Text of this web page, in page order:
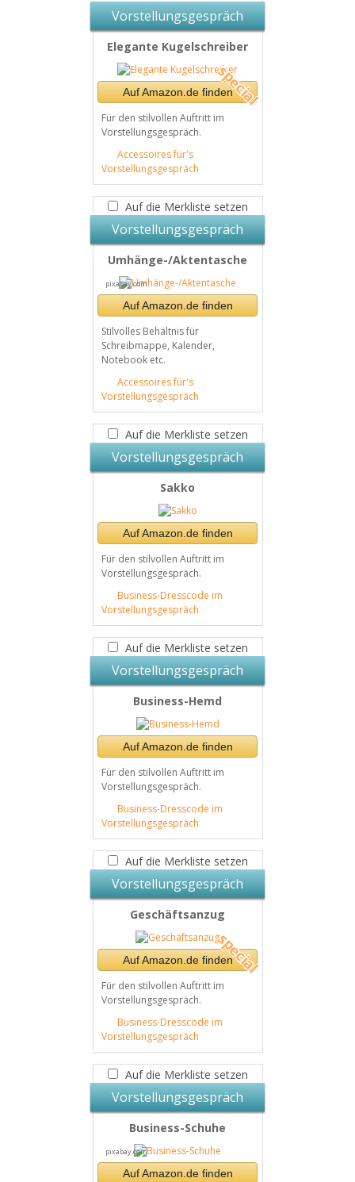
Vorstellungsgespräch
Elegante Kugelschreiber
Auf Amazon.de finden
Für den stilvollen Auftritt im
Vorstellungsgespräch.
Accessoires für's
Vorstellungsgespräch
Auf die Merkliste setzen
Vorstellungsgespräch
Umhänge-/Aktentasche
pixabay.com
Auf Amazon.de finden
Stilvolles Behältnis für
Schreibmappe, Kalender,
Notebook etc.
Accessoires für's
Vorstellungsgespräch
Auf die Merkliste setzen
Vorstellungsgespräch
Sakko
Auf Amazon.de finden
Für den stilvollen Auftritt im
Vorstellungsgespräch.
Business-Dresscode im
Vorstellungsgespräch
Auf die Merkliste setzen
Vorstellungsgespräch
Business-Hemd
Auf Amazon.de finden
Für den stilvollen Auftritt im
Vorstellungsgespräch.
Business-Dresscode im
Vorstellungsgespräch
Auf die Merkliste setzen
Vorstellungsgespräch
Geschäftsanzug
Auf Amazon.de finden
Für den stilvollen Auftritt im
Vorstellungsgespräch.
Business-Dresscode im
Vorstellungsgespräch
Auf die Merkliste setzen
Vorstellungsgespräch
Business-Schuhe
pixabay.com
Auf Amazon.de finden